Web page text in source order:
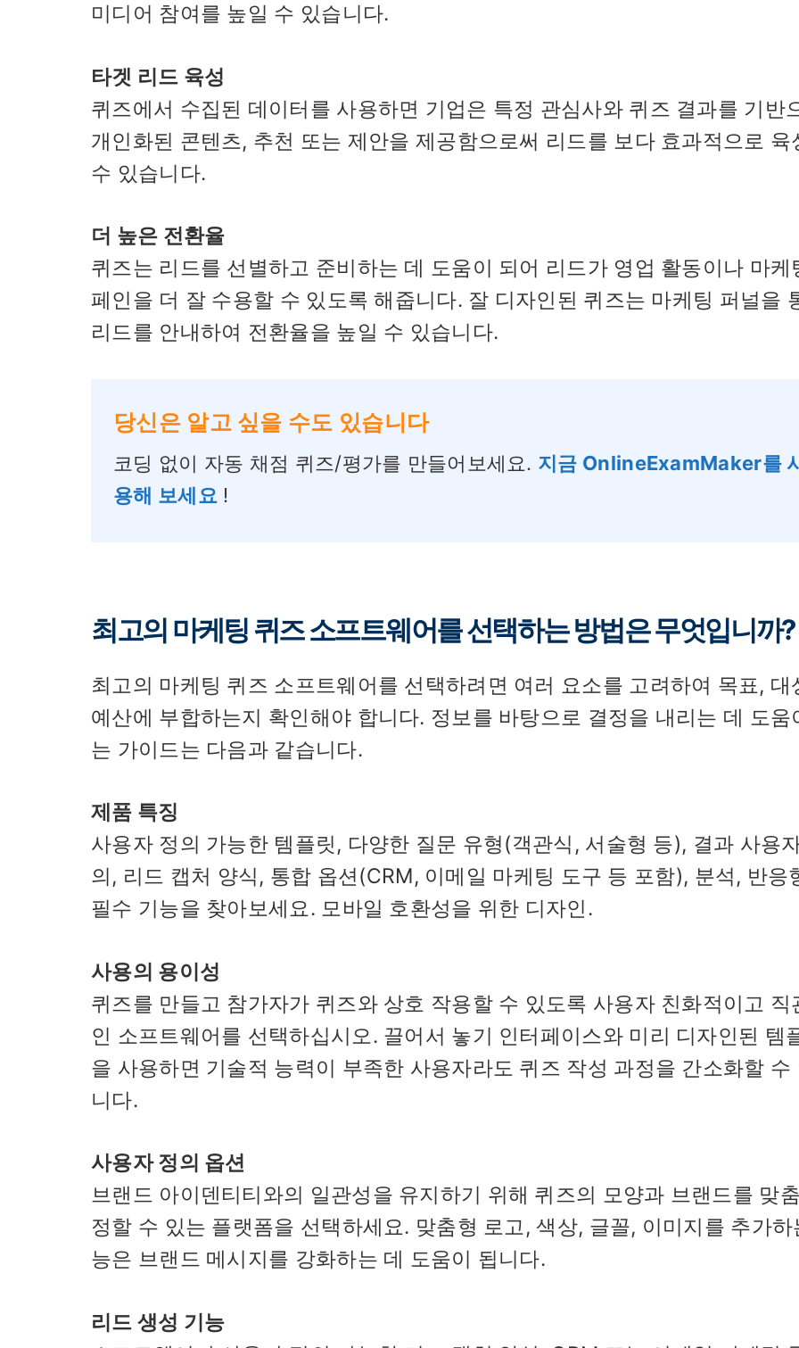
미디어 참여를 높일 수 있습니다.
타겟 리드 육성
퀴즈에서 수집된 데이터를 사용하면 기업은 특정 관심사와 퀴즈 결과를 기반
개인화된 콘텐츠, 추천 또는 제안을 제공함으로써 리드를 보다 효과적으로 육
수 있습니다.
더 높은 전환율
퀴즈는 리드를 선별하고 준비하는 데 도움이 되어 리드가 영업 활동이나 마케
페인을 더 잘 수용할 수 있도록 해줍니다. 잘 디자인된 퀴즈는 마케팅 퍼널을
리드를 안내하여 전환율을 높일 수 있습니다.
당신은 알고 싶을 수도 있습니다
코딩 없이 자동 채점 퀴즈/평가를 만들어보세요. 지금 OnlineExamMaker를
용해 보세요 !
최고의 마케팅 퀴즈 소프트웨어를 선택하는 방법은 무엇입니까?
최고의 마케팅 퀴즈 소프트웨어를 선택하려면 여러 요소를 고려하여 목표, 대
예산에 부합하는지 확인해야 합니다. 정보를 바탕으로 결정을 내리는 데 도움
는 가이드는 다음과 같습니다.
제품 특징
사용자 정의 가능한 템플릿, 다양한 질문 유형(객관식, 서술형 등), 결과 사용
의, 리드 캡처 양식, 통합 옵션(CRM, 이메일 마케팅 도구 등 포함), 분석, 반응
필수 기능을 찾아보세요. 모바일 호환성을 위한 디자인.
사용의 용이성
퀴즈를 만들고 참가자가 퀴즈와 상호 작용할 수 있도록 사용자 친화적이고 직
인 소프트웨어를 선택하십시오. 끌어서 놓기 인터페이스와 미리 디자인된 템
을 사용하면 기술적 능력이 부족한 사용자라도 퀴즈 작성 과정을 간소화할 수
니다.
사용자 정의 옵션
브랜드 아이덴티티와의 일관성을 유지하기 위해 퀴즈의 모양과 브랜드를 맞
정할 수 있는 플랫폼을 선택하세요. 맞춤형 로고, 색상, 글꼴, 이미지를 추가하
능은 브랜드 메시지를 강화하는 데 도움이 됩니다.
리드 생성 기능